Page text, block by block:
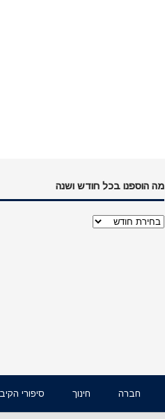
מה הוספנו בכל חודש ושנה
מה
חברה חינוך סיפורי